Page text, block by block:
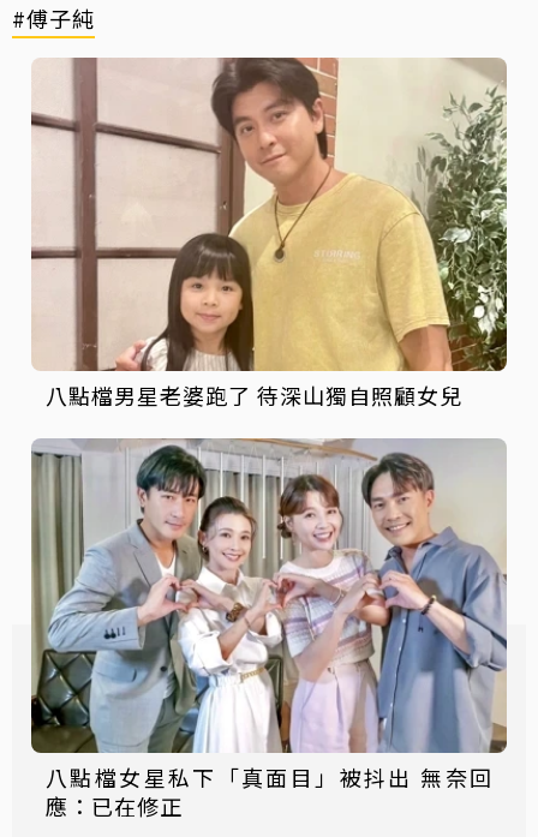
#傅子純
八點檔男星老婆跑了 待深山獨自照顧女兒
八點檔女星私下「真面目」被抖出 無奈回
應：已在修正